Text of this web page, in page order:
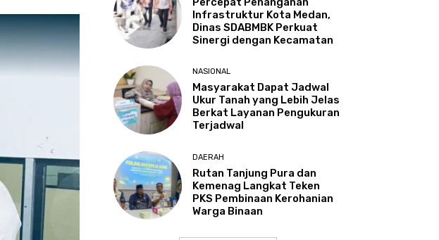
Infrastruktur Kota Medan,
Dinas SDABMBK Perkuat
Sinergi dengan Kecamatan
NASIONAL
Masyarakat Dapat Jadwal
Ukur Tanah yang Lebih Jelas
Berkat Layanan Pengukuran
Terjadwal
DAERAH
Rutan Tanjung Pura dan
Kemenag Langkat Teken
PKS Pembinaan Kerohanian
Warga Binaan